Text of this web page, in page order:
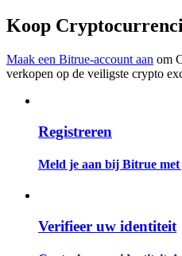
Futures-startgids
Koop
Maak een Bitrue-account aan om
verkopen op de veiligste crypto
Registreren
Meld je aan bij Bitrue met
Verifieer uw identiteit